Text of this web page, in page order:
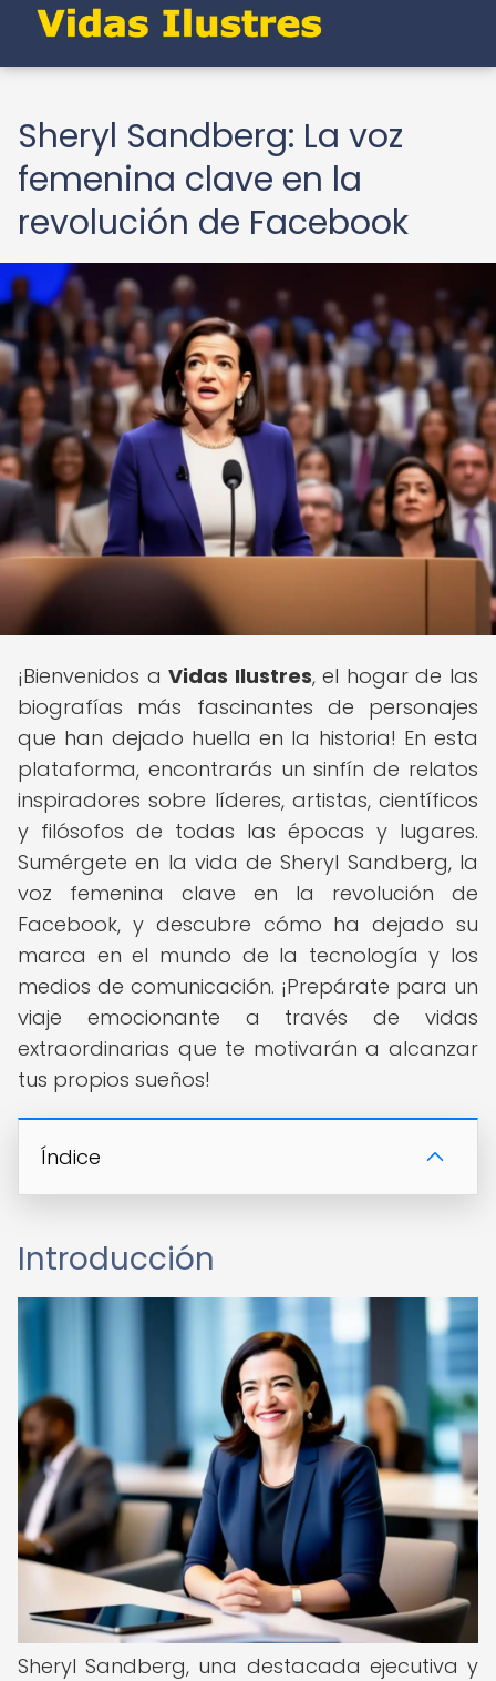
Sheryl Sandberg: La voz
femenina clave en la
revolución de Facebook
¡Bienvenidos aVidas Ilustres, el hogar de las
biografías más fascinantes de personajes
que han dejado huella en la historia! En esta
plataforma, encontrarás un sinfín de relatos
inspiradores sobre líderes, artistas, científicos
y filósofos de todas las épocas y lugares.
Sumérgete en la vida de Sheryl Sandberg, la
voz femenina clave en la revolución de
Facebook, y descubre cómo ha dejado su
marca en el mundo de la tecnología y los
medios de comunicación. ¡Prepárate para un
viaje emocionante a través de vidas
extraordinarias que te motivarán a alcanzar
tus propios sueños!
Índice
Introducción
Sheryl Sandberg, una destacada ejecutiva y